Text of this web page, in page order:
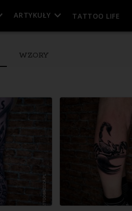
ARTYKUŁY TATTOO LIFE
WZORY